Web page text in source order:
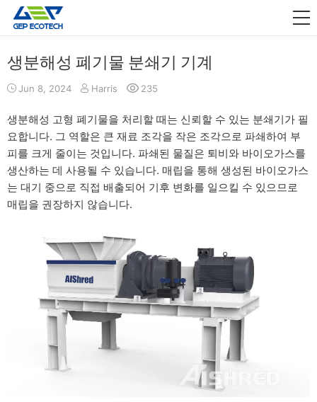
산업 응용
풀어 주다
회사 소개
문의하기
생분해성 폐기물 분쇄기 기계
Jun 8, 2024 Harris 235
생분해성 고형 폐기물을 처리할 때는 신뢰할 수 있는 분쇄기가 필
요합니다. 그 역할은 큰 재료 조각을 작은 조각으로 파쇄하여 부
피를 크게 줄이는 것입니다. 파쇄된 물질은 퇴비와 바이오가스를
생산하는 데 사용될 수 있습니다. 매립을 통해 생성된 바이오가스
는 대기 중으로 직접 배출되어 기후 변화를 일으킬 수 있으므로
매립을 권장하지 않습니다.